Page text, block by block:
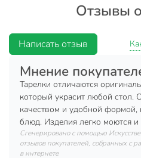
однотонной посуды.
для подачи
использования в
подходящий для
машин.
Термостойкость и
устойчива к резким
позволяет безопасно
изделие в
яркости рисунка.
Отзывы
Написать отзыв
Мнение
Тарелки отличаются
который украсит любой
качеством и удобной
блюд. Изделия легко моются и
Сгенерировано с помощью
отзывов покупателей, собранных с
в интернете